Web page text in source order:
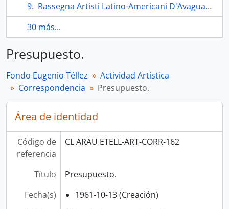
Rassegna Artisti Latino-Americani D'Avaguardia. Folleto
30 más...
Presupuesto.
Fondo Eugenio Téllez
Actividad Artística
Correspondencia
Presupuesto.
Área de identidad
Código de
referencia
CL ARAU ETELL-ART-CORR-162
Título
Presupuesto.
Fecha(s)
1961-10-13 (Creación)